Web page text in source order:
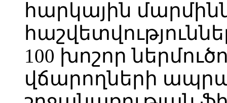
հարկային
100 խոշոր
վճարողների